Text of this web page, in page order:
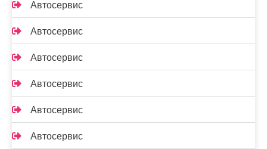
Автосервис
Автосервис
Автосервис
Автосервис
Автосервис
Автосервис